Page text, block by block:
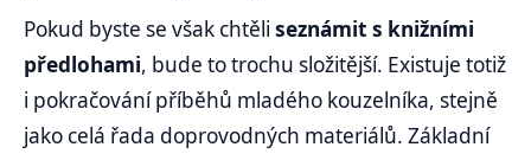
Pokud byste se však chtěli seznámit s knižními
předlohami, bude to trochu složitější. Existuje totiž
i pokračování příběhů mladého kouzelníka, stejně
jako celá řada doprovodných materiálů. Základní